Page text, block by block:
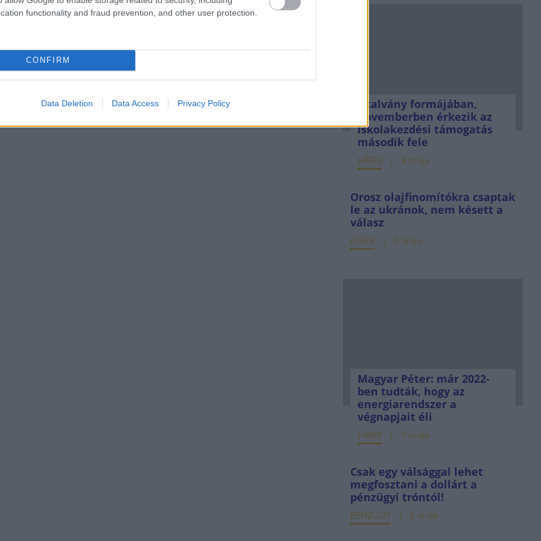
functionality and fraud prevention, and other user protection.
CONFIRM
Data Deletion Data Access Privacy Policy
Utalvány formájában,
novemberben érkezik az
iskolakezdési támogatás
második fele
HÍREK 4 órája
Orosz olajfinomítókra csaptak
le az ukránok, nem késett a
válasz
HÍREK 5 órája
Magyar Péter: már 2022-
ben tudták, hogy az
energiarendszer a
végnapjait éli
HÍREK 7 órája
Csak egy válsággal lehet
megfosztani a dollárt a
pénzügyi tróntól!
PÉNZÜGY 8 órája